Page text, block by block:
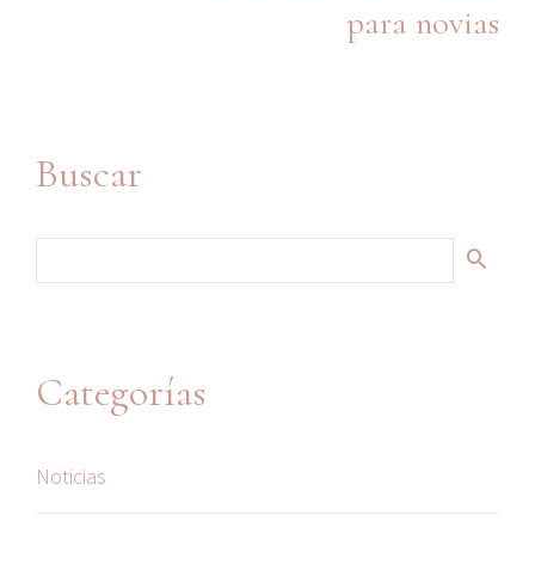
para novias
Buscar
Categorías
Noticias